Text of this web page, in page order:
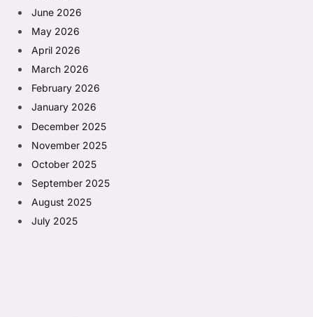
June 2026
May 2026
April 2026
March 2026
February 2026
January 2026
December 2025
November 2025
October 2025
September 2025
August 2025
July 2025